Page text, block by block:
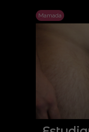
Mamada